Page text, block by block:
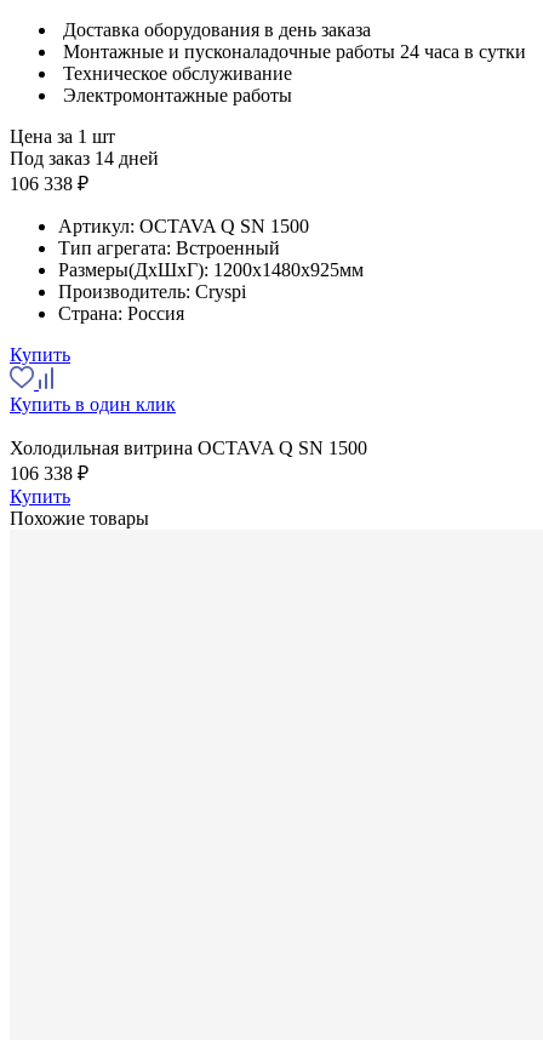
Доставка оборудования в день заказа
Монтажные и пусконаладочные работы 24 часа в сутки
Техническое обслуживание
Электромонтажные работы
Цена за 1 шт
Под заказ 14 дней
106 338 ₽
Артикул: OCTAVA Q SN 1500
Тип агрегата: Встроенный
Размеры(ДхШхГ): 1200x1480x925мм
Производитель: Cryspi
Страна: Россия
Купить
Купить в один клик
Холодильная витрина OCTAVA Q SN 1500
106 338 ₽
Купить
Похожие товары